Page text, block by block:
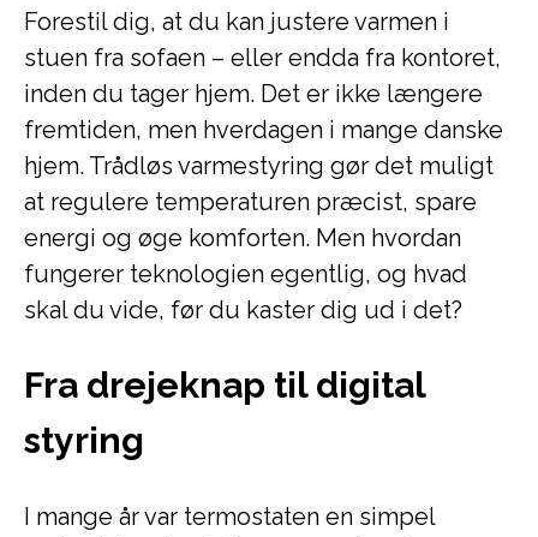
Forestil dig, at du kan justere varmen i
stuen fra sofaen – eller endda fra kontoret,
inden du tager hjem. Det er ikke længere
fremtiden, men hverdagen i mange danske
hjem. Trådløs varmestyring gør det muligt
at regulere temperaturen præcist, spare
energi og øge komforten. Men hvordan
fungerer teknologien egentlig, og hvad
skal du vide, før du kaster dig ud i det?
Fra drejeknap til digital
styring
I mange år var termostaten en simpel